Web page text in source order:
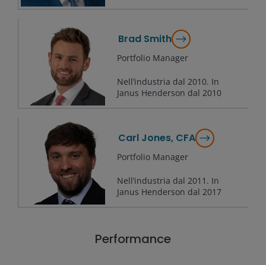
Brad Smith
Portfolio Manager
Nell’industria dal 2010. In
Janus Henderson dal 2010
Carl Jones, CFA
Portfolio Manager
Nell’industria dal 2011 . In
Janus Henderson dal 2017
Performance